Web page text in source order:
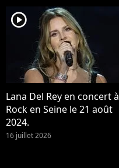
player2
Lana Del Rey en concert à
Rock en Seine le 21 août
2024.
16 juillet 2026